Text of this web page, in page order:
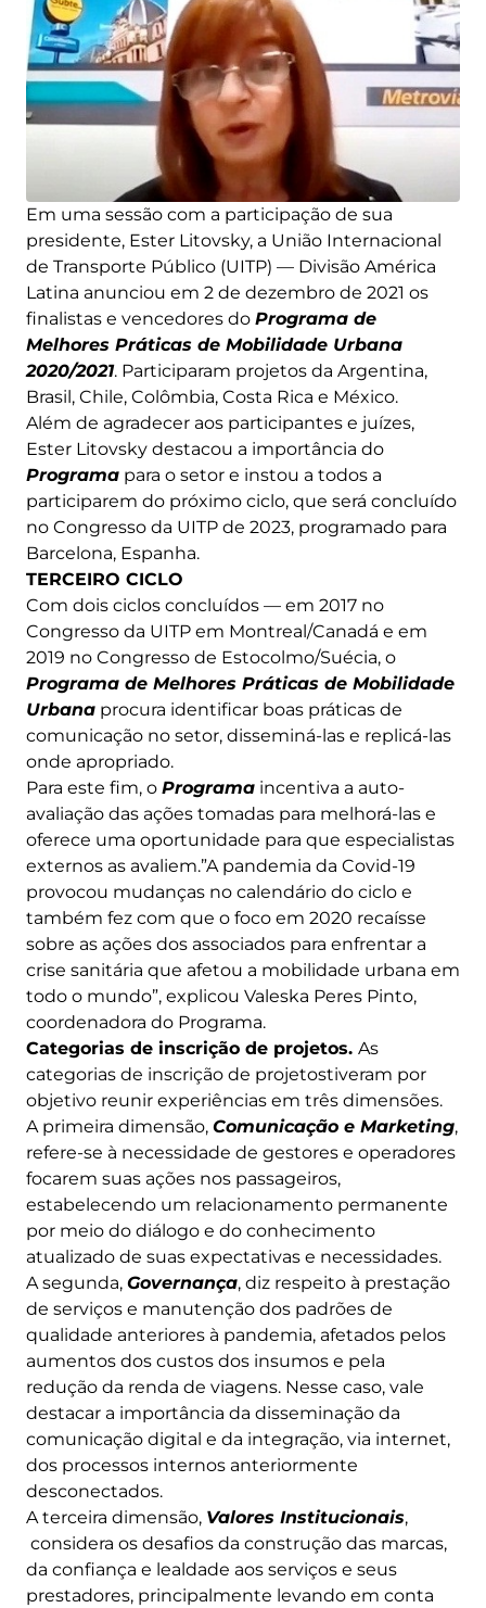
Em uma sessão com a participação de sua
presidente, Ester Litovsky, a União Internacional
de Transporte Público (UITP) — Divisão América
Latina anunciou em 2 de dezembro de 2021 os
finalistas e vencedores do Programa de
Melhores Práticas de Mobilidade Urbana
2020/2021. Participaram projetos da Argentina,
Brasil, Chile, Colômbia, Costa Rica e México.
Além de agradecer aos participantes e juízes,
Ester Litovsky destacou a importância do
Programa para o setor e instou a todos a
participarem do próximo ciclo, que será concluído
no Congresso da UITP de 2023, programado para
Barcelona, Espanha.
TERCEIRO CICLO
Com dois ciclos concluídos — em 2017 no
Congresso da UITP em Montreal/Canadá e em
2019 no Congresso de Estocolmo/Suécia, o
Programa de Melhores Práticas de Mobilidade
Urbana procura identificar boas práticas de
comunicação no setor, disseminá-las e replicá-las
onde apropriado.
Para este fim, o Programa incentiva a auto-
avaliação das ações tomadas para melhorá-las e
oferece uma oportunidade para que especialistas
externos as avaliem.”A pandemia da Covid-19
provocou mudanças no calendário do ciclo e
também fez com que o foco em 2020 recaísse
sobre as ações dos associados para enfrentar a
crise sanitária que afetou a mobilidade urbana em
todo o mundo”, explicou Valeska Peres Pinto,
coordenadora do Programa.
Categorias de inscrição de projetos. As
categorias de inscrição de projetostiveram por
objetivo reunir experiências em três dimensões.
A primeira dimensão, Comunicação e Marketing,
refere-se à necessidade de gestores e operadores
focarem suas ações nos passageiros,
estabelecendo um relacionamento permanente
por meio do diálogo e do conhecimento
atualizado de suas expectativas e necessidades.
A segunda, Governança, diz respeito à prestação
de serviços e manutenção dos padrões de
qualidade anteriores à pandemia, afetados pelos
aumentos dos custos dos insumos e pela
redução da renda de viagens. Nesse caso, vale
destacar a importância da disseminação da
comunicação digital e da integração, via internet,
dos processos internos anteriormente
desconectados.
A terceira dimensão, Valores Institucionais,
considera os desafios da construção das marcas,
da confiança e lealdade aos serviços e seus
prestadores, principalmente levando em conta